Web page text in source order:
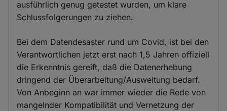
ausführlich genug getestet wurden, um klare
Schlussfolgerungen zu ziehen.
Bei dem Datendesaster rund um Covid, ist bei den
Verantwortlichen jetzt erst nach 1,5 Jahren offiziell
die Erkenntnis gereift, daß die Datenerhebung
dringend der Überarbeitung/Ausweitung bedarf.
Von Anbeginn an war immer wieder die Rede von
mangelnder Kompatibilität und Vernetzung der